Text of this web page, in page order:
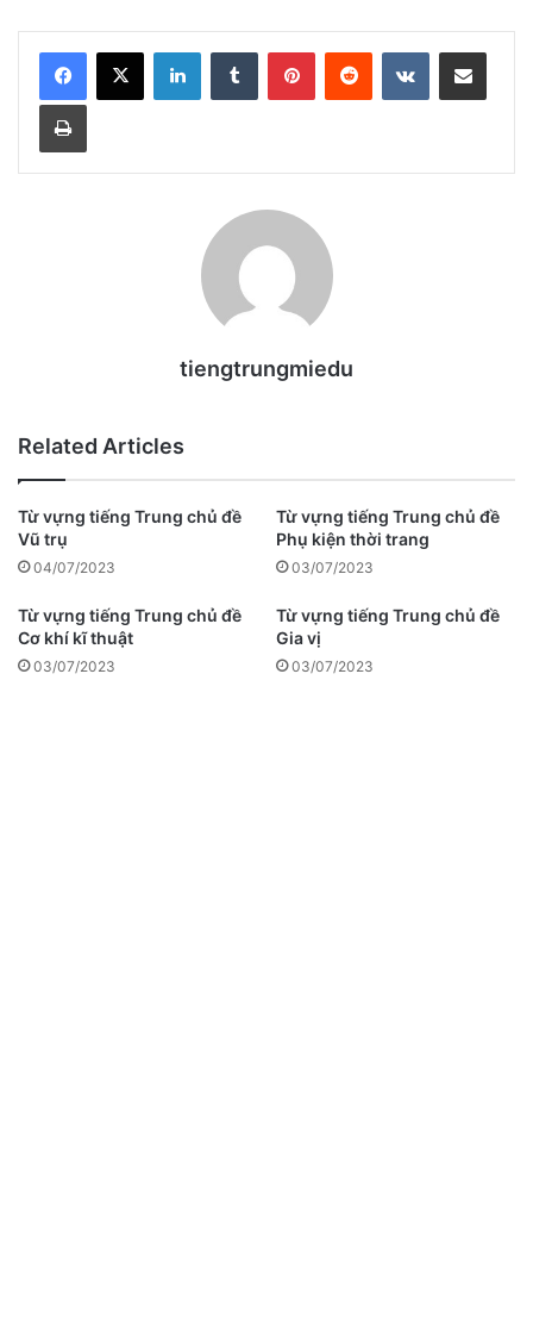
LinkedInTumblr PinterestReddit VKontakteShare via Email
Print
tiengtrungmiedu
Related Articles
Từ vựng tiếng Trung chủ đề
Vũ trụ
04/07/2023
Từ vựng tiếng Trung chủ đề
Phụ kiện thời trang
03/07/2023
Từ vựng tiếng Trung chủ đề
Cơ khí kĩ thuật
03/07/2023
Từ vựng tiếng Trung chủ đề
Gia vị
03/07/2023